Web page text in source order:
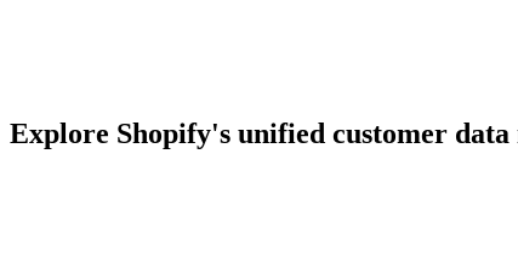
Explore Shopify's unified customer